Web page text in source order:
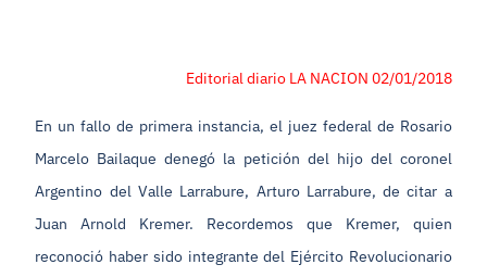
Editorial diario LA NACION 02/01/2018
En un fallo de primera instancia, el juez federal de Rosario
Marcelo Bailaque denegó la petición del hijo del coronel
Argentino del Valle Larrabure, Arturo Larrabure, de citar a
Juan Arnold Kremer. Recordemos que Kremer, quien
reconoció haber sido integrante del Ejército Revolucionario